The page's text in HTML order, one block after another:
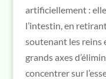
artificiellement :
l’intestin, en
soutenant les reins
grands axes
concentrer sur